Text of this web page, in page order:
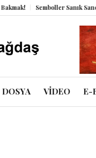
Semboller Sanık
DOSYA VİDEO E-